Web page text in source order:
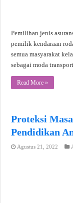
Pemilihan jenis
pemilik kendaraan
semua masyarakat
sebagai moda
Read More »
Proteksi
Pendidikan
Agustus 21, 2022